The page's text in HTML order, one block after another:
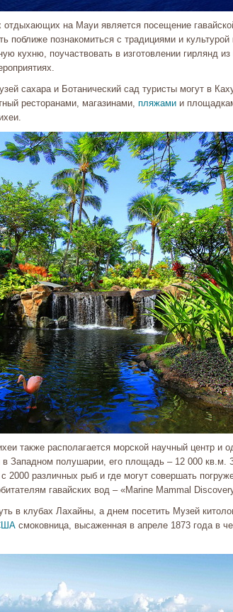
отдыхающих на Мауи является посещение
познакомиться с традициями и культурой
кухню, поучаствовать в изготовлении гирлянд
сахара и Ботанический сад туристы могут в
ресторанами, магазинами, пляжамии
также располагается морской научный центр и
Западном полушарии, его площадь – 12 000 кв.м.
2000 различных рыб и где могут совершать
гавайских вод – «Marine Mammal
в клубах Лахайны, а днем посетить Музей
смоковница, высаженная в апреле 1873 года в